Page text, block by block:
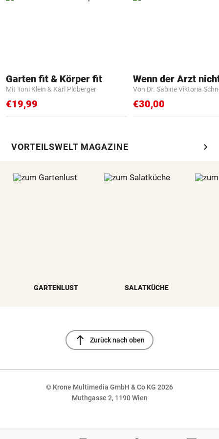
Garten fit & Körper fit
Mit Toni Klein & Karl Ploberger
€19,99
Von Dr. Sabine Viktoria
€30,00
VORTEILSWELT MAGAZINE chevron_right
GARTENLUST SALATKÜCHE
north Zurück nach oben
© Krone Multimedia GmbH & Co KG 2026
Muthgasse 2, 1190 Wien
NaN%